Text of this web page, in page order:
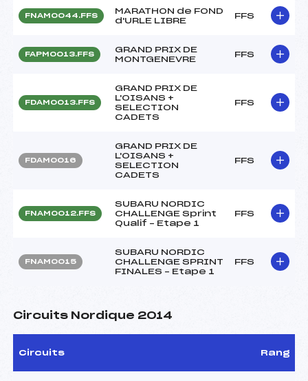
FNAM0044.FFS
MARATHON de FOND
d'URLE LIBRE
FFS
FAPM0013.FFS
GRAND PRIX DE
MONTGENEVRE
FFS
FDAM0013.FFS
GRAND PRIX DE
L'OISANS +
SELECTION
CADETS
FFS
FDAM0016
GRAND PRIX DE
L'OISANS +
SELECTION
CADETS
FFS
FNAM0012.FFS
SUBARU NORDIC
CHALLENGE Sprint
Qualif – Etape 1
FFS
FNAM0015
SUBARU NORDIC
CHALLENGE SPRINT
FINALES – Etape 1
FFS
Circuits Nordique 2014
Circuits Rang